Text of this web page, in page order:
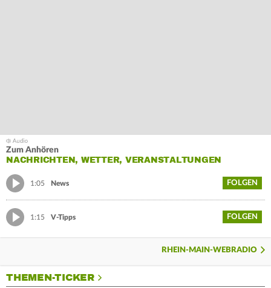
Zum Anhören
NACHRICHTEN, WETTER, VERANSTALTUNGEN
1:05 News FOLGEN
1:15 V-Tipps FOLGEN
RHEIN-MAIN-WEBRADIO
THEMEN-TICKER